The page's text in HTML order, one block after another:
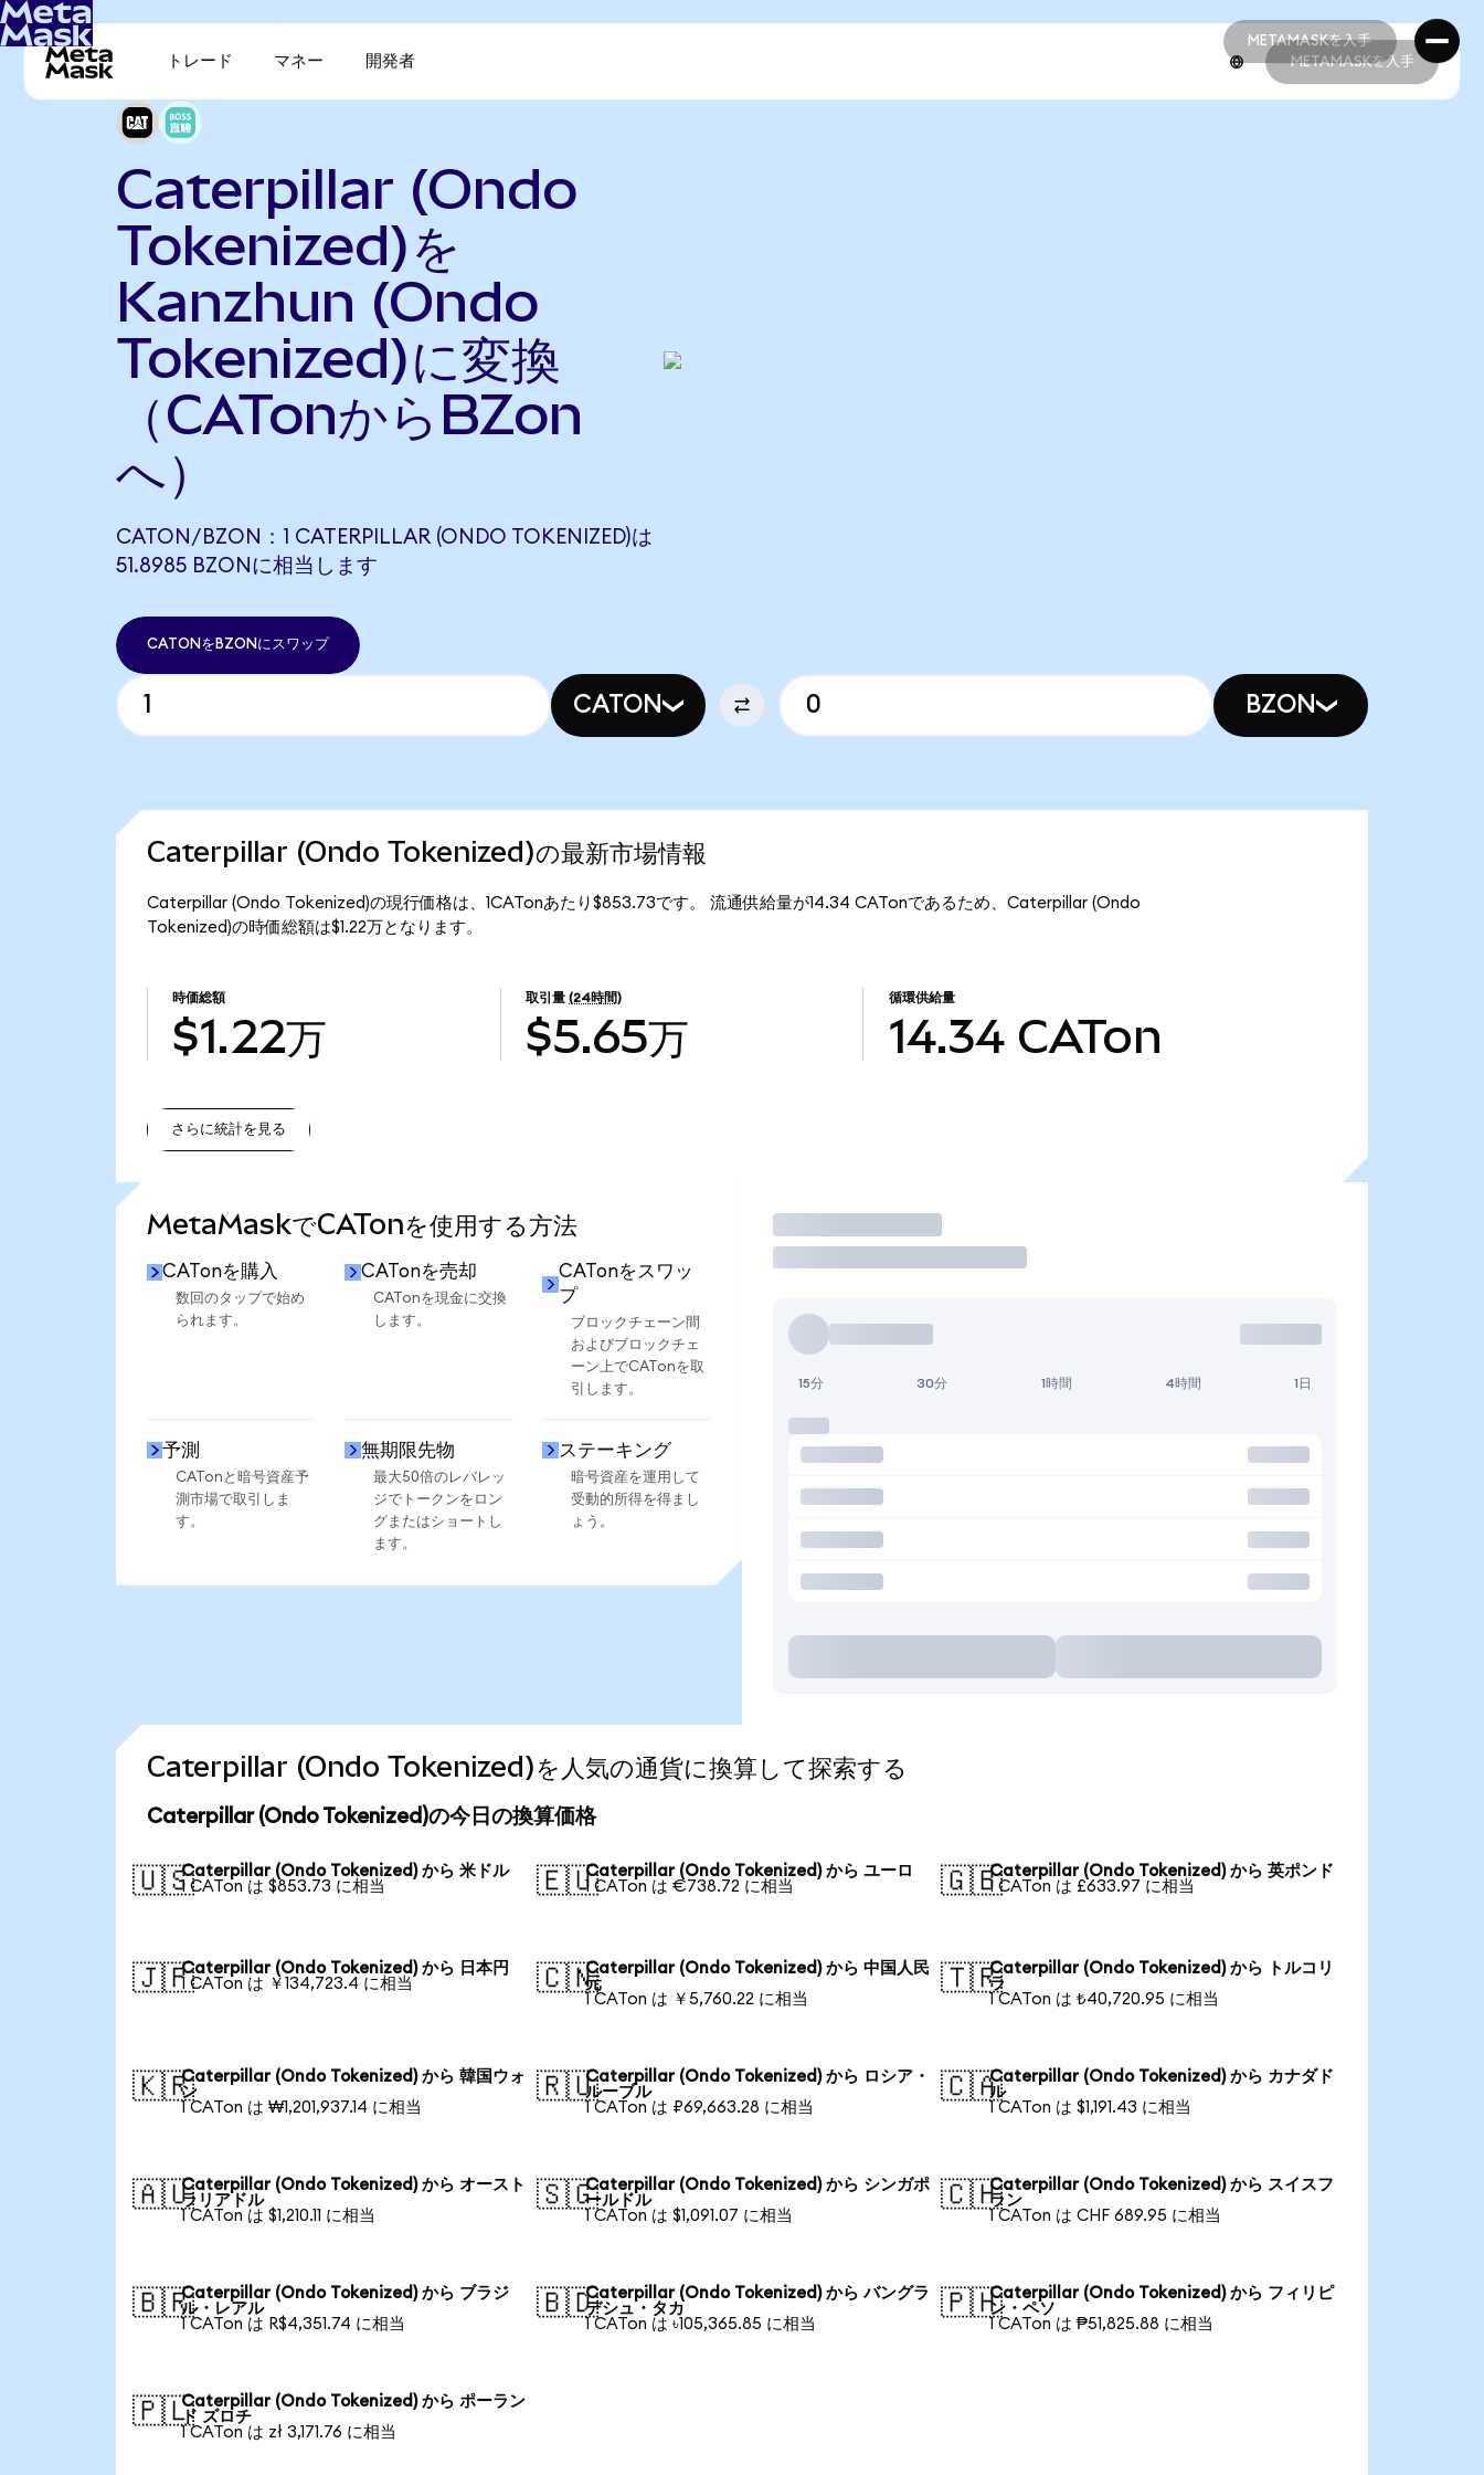
METAMASKを入手
METAMASKを入手
トレード マネー 開発者 METAMASKを入手
Caterpillar (Ondo
Tokenized)を
Kanzhun (Ondo
Tokenized)に変換
（CATonからBZon
へ）
CATON/BZON：1 CATERPILLAR (ONDO TOKENIZED)は
51.8985 BZONに相当します
CATONをBZONにスワップ
CATON BZON
Caterpillar (Ondo Tokenized)の最新市場情報
Caterpillar (Ondo Tokenized)の現行価格は、1CATonあたり$853.73です。 流通供給量が14.34 CATonであるため、Caterpillar (Ondo
Tokenized)の時価総額は$1.22万となります。
時価総額
$1.22万
取引量 (24時間)
$5.65万
循環供給量
14.34 CATon
さらに統計を見る
MetaMaskでCATonを使用する方法
CATonを購入
数回のタップで始め
られます。
CATonを売却
CATonを現金に交換
します。
CATonをスワッ
プ
ブロックチェーン間
およびブロックチェ
ーン上でCATonを取
引します。
予測
CATonと暗号資産予
測市場で取引しま
す。
無期限先物
最大50倍のレバレッ
ジでトークンをロン
グまたはショートし
ます。
ステーキング
暗号資産を運用して
受動的所得を得まし
ょう。
取引
15分 30分 1時間 4時間 1日
Caterpillar (Ondo Tokenized)を人気の通貨に換算して探索する
Caterpillar (Ondo Tokenized)の今日の換算価格
🇺🇸Caterpillar (Ondo Tokenized) から 米ドル
1 CATon は $853.73 に相当
🇪🇺Caterpillar (Ondo Tokenized) から ユーロ
1 CATon は €738.72 に相当
🇬🇧Caterpillar (Ondo Tokenized) から 英ポンド
1 CATon は £633.97 に相当
🇯🇵Caterpillar (Ondo Tokenized) から 日本円
1 CATon は ￥134,723.4 に相当
🇨🇳Caterpillar (Ondo Tokenized) から 中国人民
元
1 CATon は ￥5,760.22 に相当
🇹🇷Caterpillar (Ondo Tokenized) から トルコリ
ラ
1 CATon は ₺40,720.95 に相当
🇰🇷Caterpillar (Ondo Tokenized) から 韓国ウォ
ン
1 CATon は ₩1,201,937.14 に相当
🇷🇺Caterpillar (Ondo Tokenized) から ロシア・
ルーブル
1 CATon は ₽69,663.28 に相当
🇨🇦Caterpillar (Ondo Tokenized) から カナダド
ル
1 CATon は $1,191.43 に相当
🇦🇺Caterpillar (Ondo Tokenized) から オースト
ラリアドル
1 CATon は $1,210.11 に相当
🇸🇬Caterpillar (Ondo Tokenized) から シンガポ
ールドル
1 CATon は $1,091.07 に相当
🇨🇭Caterpillar (Ondo Tokenized) から スイスフ
ラン
1 CATon は CHF 689.95 に相当
🇧🇷Caterpillar (Ondo Tokenized) から ブラジ
ル・レアル
1 CATon は R$4,351.74 に相当
🇧🇩Caterpillar (Ondo Tokenized) から バングラ
デシュ・タカ
1 CATon は ৳105,365.85 に相当
🇵🇭Caterpillar (Ondo Tokenized) から フィリピ
ン・ペソ
1 CATon は ₱51,825.88 に相当
🇵🇱Caterpillar (Ondo Tokenized) から ポーラン
ド ズロチ
1 CATon は zł 3,171.76 に相当